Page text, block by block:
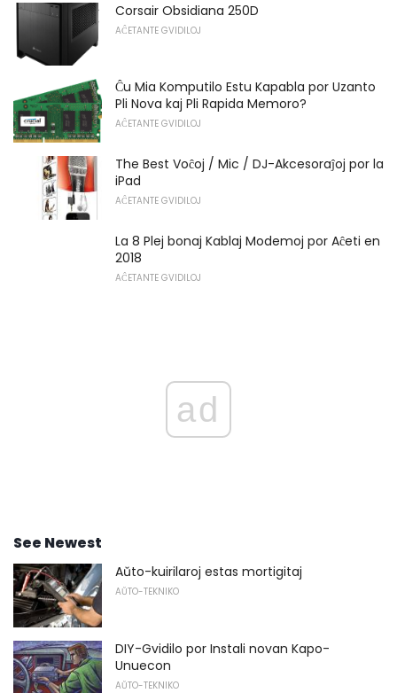
Corsair Obsidiana 250D
AĈETANTE GVIDILOJ
Ĉu Mia Komputilo Estu Kapabla por Uzanto
Pli Nova kaj Pli Rapida Memoro?
AĈETANTE GVIDILOJ
The Best Voĉoj / Mic / DJ-Akcesoraĵoj por la
iPad
AĈETANTE GVIDILOJ
La 8 Plej bonaj Kablaj Modemoj por Aĉeti en
2018
AĈETANTE GVIDILOJ
ad
See Newest
Aŭto-kuirilaroj estas mortigitaj
AŬTO-TEKNIKO
DIY-Gvidilo por Instali novan Kapo-
Unuecon
AŬTO-TEKNIKO